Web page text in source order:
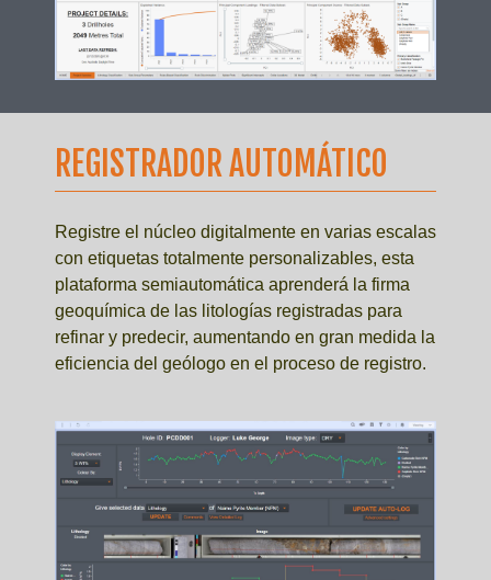
REGISTRADOR AUTOMÁTICO
Registre el núcleo digitalmente en varias escalas
con etiquetas totalmente personalizables, esta
plataforma semiautomática aprenderá la firma
geoquímica de las litologías registradas para
refinar y predecir, aumentando en gran medida la
eficiencia del geólogo en el proceso de registro.